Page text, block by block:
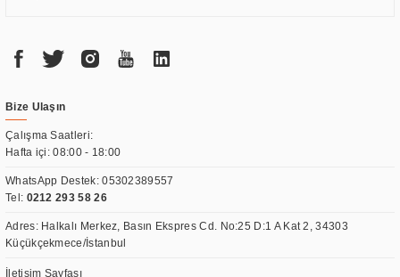
Bize Ulaşın
Çalışma Saatleri:
Hafta içi: 08:00 - 18:00
WhatsApp Destek:05302389557
Tel: 0212 293 58 26
Adres: Halkalı Merkez, Basın Ekspres Cd. No:25 D:1 A Kat 2, 34303
Küçükçekmece/İstanbul
İletişim Sayfası